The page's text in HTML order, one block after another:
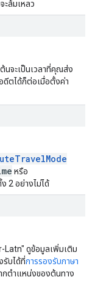
ะล้มเหลว
นจะเป็นเวลาที่คุณส่ง
ดีตได้ก็ต่อเมื่อตั้งค่า
หรือ
2 อย่างไม่ได้
Latn" ดูข้อมูลเพิ่มเติม
รับได้ที่การรองรับภาษา
กตำแหน่งของต้นทาง